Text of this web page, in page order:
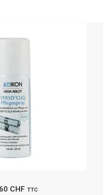
CHF TTC